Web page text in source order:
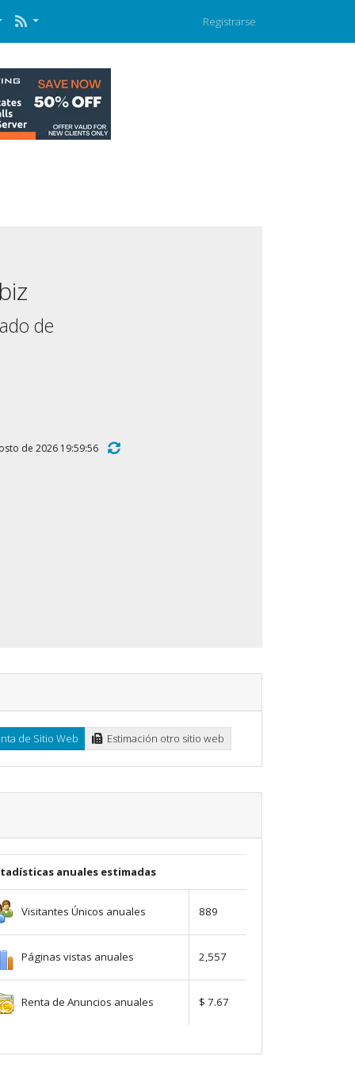
Registrarse
de
de 2026 19:59:56
de Sitio Web Estimación otro sitio web
anuales estimadas
Visitantes Únicos anuales 889
Páginas vistas anuales 2,557
Renta de Anuncios anuales $ 7.67